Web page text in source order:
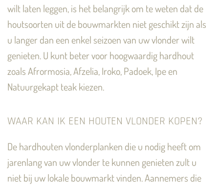
wilt laten leggen, is het belangrijk om te weten dat de
houtsoorten uit de bouwmarkten niet geschikt zijn als
u langer dan een enkel seizoen van uw vlonder wilt
genieten. U kunt beter voor hoogwaardig hardhout
zoals Afrormosia, Afzelia, Iroko, Padoek, Ipe en
Natuurgekapt teak kiezen.
WAAR KAN IK EEN HOUTEN VLONDER KOPEN?
De hardhouten vlonderplanken die u nodig heeft om
jarenlang van uw vlonder te kunnen genieten zult u
niet bij uw lokale bouwmarkt vinden. Aannemers die